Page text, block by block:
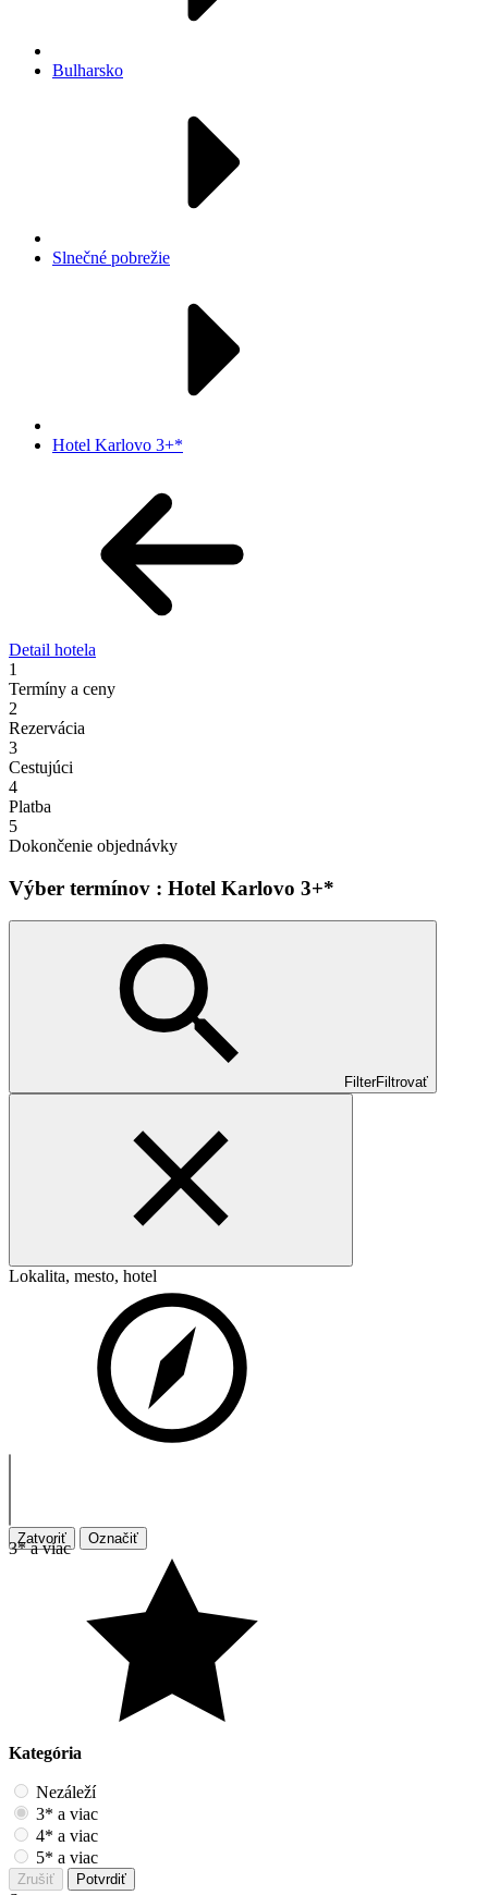
Bulharsko
Slnečné pobrežie
Hotel Karlovo 3+*
Detail hotela
1
Termíny a ceny
2
Rezervácia
3
Cestujúci
4
Platba
5
Dokončenie objednávky
Výber termínov : Hotel Karlovo 3+*
FilterFiltrovať
Lokalita, mesto, hotel
Zatvoriť Označiť
3* a viac
Kategória
Nezáleží
3* a viac
4* a viac
5* a viac
Zrušiť Potvrdiť